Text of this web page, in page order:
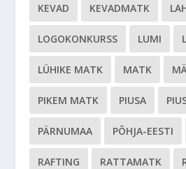
KEVAD KEVADMATK
LOGOKONKURSS LUMI
LÜHIKE MATK MATK
PIKEM MATK PIUSA
PÄRNUMAA PÕHJA-EESTI
RAFTING RATTAMATK